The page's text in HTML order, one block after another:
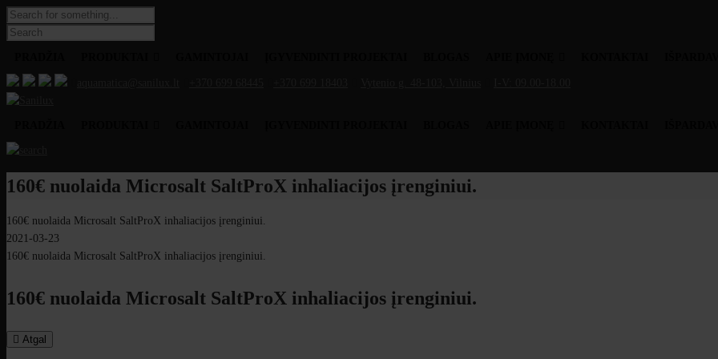
160€ nuolaida Microsalt SaltProX inhaliacijos įrenginiui.
160€ nuolaida Microsalt SaltProX inhaliacijos įrenginiui.
2021-03-23
160€ nuolaida Microsalt SaltProX inhaliacijos įrenginiui.
160€ nuolaida Microsalt SaltProX inhaliacijos įrenginiui.
Atgal